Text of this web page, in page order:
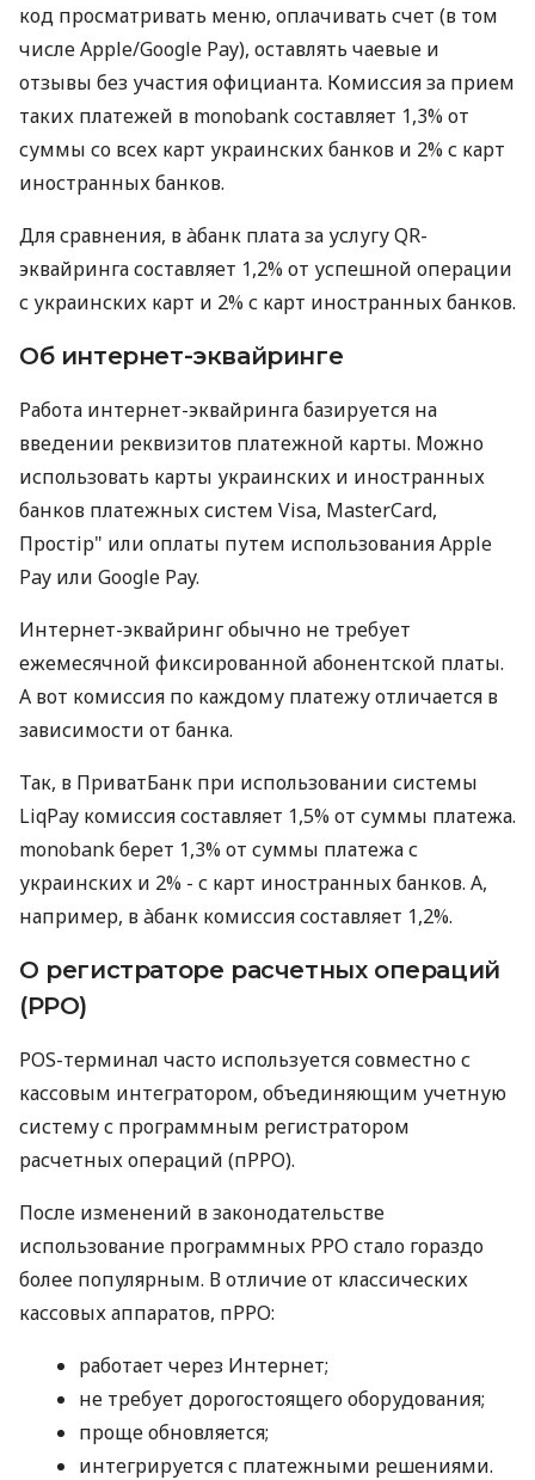
код просматривать меню, оплачивать счет (в том
числе Apple/Google Pay), оставлять чаевые и
отзывы без участия официанта. Комиссия за прием
таких платежей в monobank составляет 1,3% от
суммы со всех карт украинских банков и 2% с карт
иностранных банков.
Для сравнения, в àбанк плата за услугу QR-
эквайринга составляет 1,2% от успешной операции
с украинских карт и 2% с карт иностранных банков.
Об интернет-эквайринге
Работа интернет-эквайринга базируется на
введении реквизитов платежной карты. Можно
использовать карты украинских и иностранных
банков платежных систем Visa, MasterCard,
Простір" или оплаты путем использования Apple
Pay или Google Pay.
Интернет-эквайринг обычно не требует
ежемесячной фиксированной абонентской платы.
А вот комиссия по каждому платежу отличается в
зависимости от банка.
Так, в ПриватБанк при использовании системы
LiqPay комиссия составляет 1,5% от суммы платежа.
monobank берет 1,3% от суммы платежа с
украинских и 2% - с карт иностранных банков. А,
например, в àбанк комиссия составляет 1,2%.
О регистраторе расчетных операций
(РРО)
POS-терминал часто используется совместно с
кассовым интегратором, объединяющим учетную
систему с программным регистратором
расчетных операций (пРРО).
После изменений в законодательстве
использование программных РРО стало гораздо
более популярным. В отличие от классических
кассовых аппаратов, пРРО:
работает через Интернет;
не требует дорогостоящего оборудования;
проще обновляется;
интегрируется с платежными решениями.